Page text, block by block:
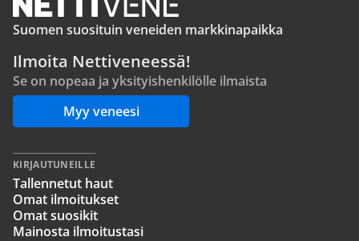
Suomen suosituin veneiden markkinapaikka
Ilmoita Nettiveneessä!
Se on nopeaa ja yksityishenkilölle ilmaista
Myy veneesi
KIRJAUTUNEILLE
Tallennetut haut
Omat ilmoitukset
Omat suosikit
Mainosta ilmoitustasi